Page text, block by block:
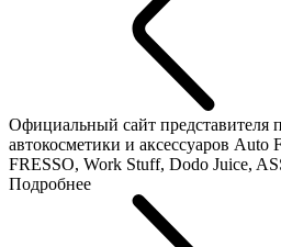
Официальный сайт представителя
автокосметики и аксессуаров Auto
FRESSO, Work Stuff, Dodo Juice,
Подробнее